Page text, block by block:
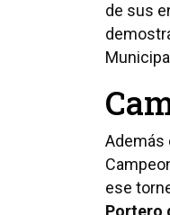
de sus
Además
ese